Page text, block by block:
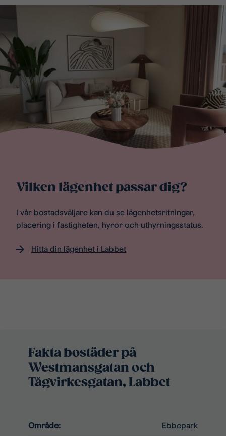
Vilken lägenhet passar dig?
I vår bostadsväljare kan du se lägenhetsritningar,
placering i fastigheten, hyror och uthyrningsstatus.
Hitta din lägenhet i Labbet
Fakta bostäder på
Westmansgatan och
Tågvirkesgatan, Labbet
Område: Ebbepark